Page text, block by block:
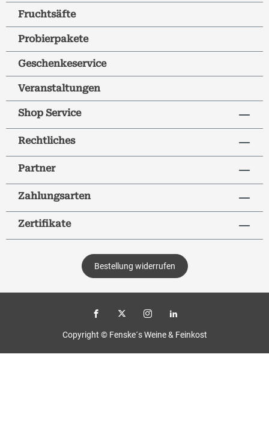
Fruchtsäfte
Probierpakete
Geschenkeservice
Veranstaltungen
Shop Service
Rechtliches
Partner
Zahlungsarten
Zertifikate
Bestellung widerrufen
Copyright © Fenske´s Weine & Feinkost